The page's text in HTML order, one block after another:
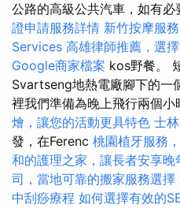
公路的高級公共汽車，如有
證申請服務詳情 新竹按摩服務
Services 高雄律師推薦，選
Google商家檔案 kos野餐。
Svartseng地熱電廠腳下的一
裡我們準備為晚上飛行兩個小
燴，讓您的活動更具特色 士
發，在Ferenc 桃園植牙服務
和的護理之家，讓長者安享晚
司，當地可靠的搬家服務選擇
中刮痧療程 如何選擇有效的